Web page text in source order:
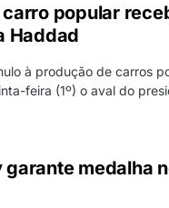
popular
Haddad
à produção de carros
feira (1º) o aval do
garante medalha